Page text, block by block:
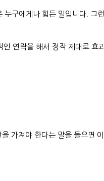
구에게나 힘든 일입니다. 그
연락을 해서 정작 제대로 효
가져야 한다는 말을 들으면